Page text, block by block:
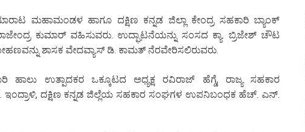
ಮಹಾಮಂಡಳ ಹಾಗೂ ದಕ್ಷಿಣ ಕನ್ನಡ ಜಿಲ್ಲಾ ಕೇಂದ್ರ ಸಹಕಾರಿ ಬ್ಯಾಂಕ್
ಕುಮಾರ್ ವಹಿಸುವರು. ಉದ್ಘಾಟನೆಯನ್ನು ಸಂಸದ ಕ್ಯಾ. ಬ್ರಿಜೇಶ್ ಚೌಟ
ಶಾಸಕ ವೇದವ್ಯಾಸ್ ಡಿ. ಕಾಮತ್ ನೆರವೇರಿಸಲಿರುವರು.
ಹಾಲು ಉತ್ಪಾದಕರ ಒಕ್ಕೂಟದ ಅಧ್ಯಕ್ಷ ರವಿರಾಜ್ ಹೆಗ್ಡೆ, ರಾಜ್ಯ ಸಹಕಾರ
ದಕ್ಷಿಣ ಕನ್ನಡ ಜಿಲ್ಲೆಯ ಸಹಕಾರ ಸಂಘಗಳ ಉಪನಿಬಂಧಕ ಹೆಚ್. ಎನ್.